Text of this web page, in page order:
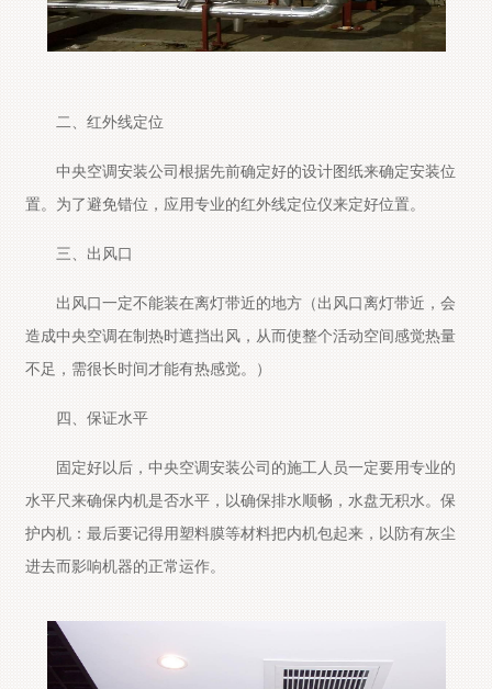
二、红外线定位
中央空调安装公司根据先前确定好的设计图纸来确定安装位
置。为了避免错位，应用专业的红外线定位仪来定好位置。
三、出风口
出风口一定不能装在离灯带近的地方（出风口离灯带近，会
造成中央空调在制热时遮挡出风，从而使整个活动空间感觉热量
不足，需很长时间才能有热感觉。）
四、保证水平
固定好以后，中央空调安装公司的施工人员一定要用专业的
水平尺来确保内机是否水平，以确保排水顺畅，水盘无积水。保
护内机：最后要记得用塑料膜等材料把内机包起来，以防有灰尘
进去而影响机器的正常运作。